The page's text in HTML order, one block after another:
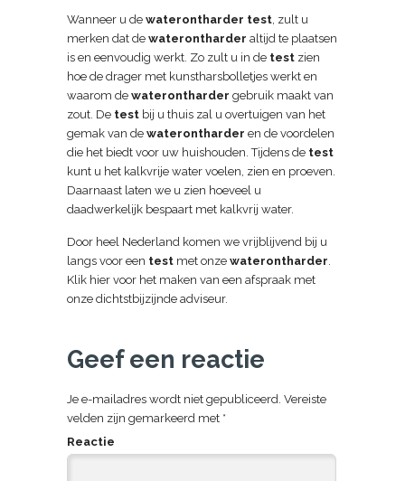
Wanneer u de waterontharder test, zult u
merken dat de waterontharder altijd te plaatsen
is en eenvoudig werkt. Zo zult u in de test zien
hoe de drager met kunstharsbolletjes werkt en
waarom de waterontharder gebruik maakt van
zout. De test bij u thuis zal u overtuigen van het
gemak van de waterontharder en de voordelen
die het biedt voor uw huishouden. Tijdens de test
kunt u het kalkvrije water voelen, zien en proeven.
Daarnaast laten we u zien hoeveel u
daadwerkelijk bespaart met kalkvrij water.
Door heel Nederland komen we vrijblijvend bij u
langs voor een test met onze waterontharder.
Klik hier voor het maken van een afspraak met
onze dichtstbijzijnde adviseur.
Geef een reactie
Je e-mailadres wordt niet gepubliceerd. Vereiste
velden zijn gemarkeerd met *
Reactie